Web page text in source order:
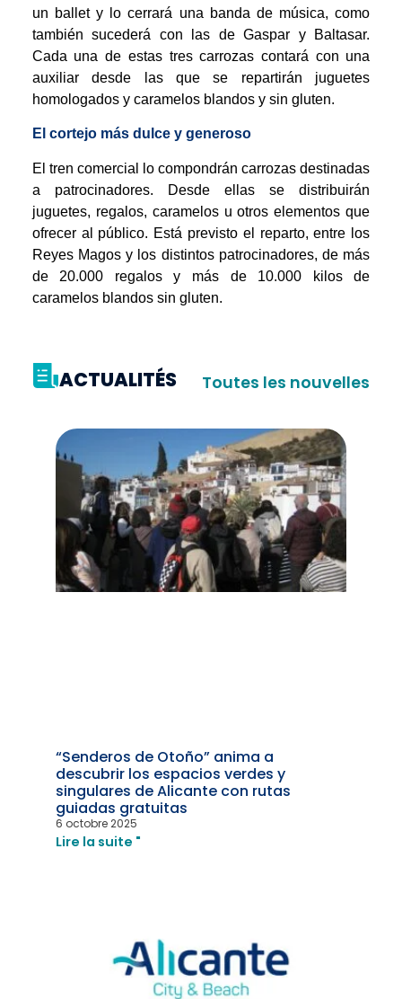
un ballet y lo cerrará una banda de música, como
también sucederá con las de Gaspar y Baltasar.
Cada una de estas tres carrozas contará con una
auxiliar desde las que se repartirán juguetes
homologados y caramelos blandos y sin gluten.
El cortejo más dulce y generoso
El tren comercial lo compondrán carrozas destinadas
a patrocinadores. Desde ellas se distribuirán
juguetes, regalos, caramelos u otros elementos que
ofrecer al público. Está previsto el reparto, entre los
Reyes Magos y los distintos patrocinadores, de más
de 20.000 regalos y más de 10.000 kilos de
caramelos blandos sin gluten.
ACTUALITÉS Toutes les nouvelles
“Senderos de Otoño” anima a
descubrir los espacios verdes y
singulares de Alicante con rutas
guiadas gratuitas
6 octobre 2025
Lire la suite "